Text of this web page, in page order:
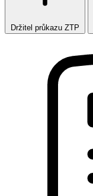
Držitel průkazu ZTP